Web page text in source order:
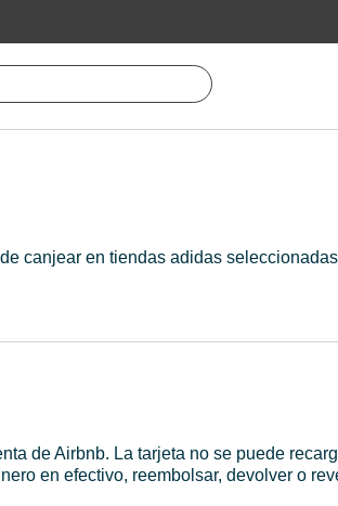
canjear en tiendas adidas
de Airbnb. La tarjeta no se puede
en efectivo, reembolsar, devolver o